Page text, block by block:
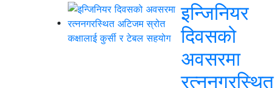
इन्जिनियर
दिवसको
अवसरमा
रत्ननगरस्थित